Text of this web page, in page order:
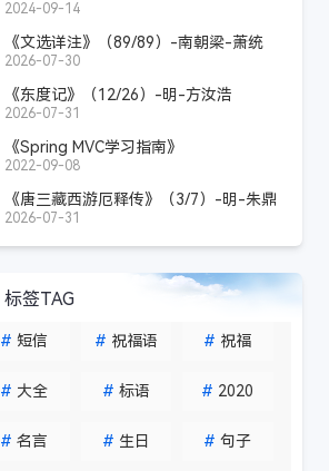
2024-09-14
《文选详注》（89/89）-南朝梁-萧统
2026-07-30
《东度记》（12/26）-明-方汝浩
2026-07-31
《Spring MVC学习指南》
Azw3+Mobi+Epub
2022-09-08
《唐三藏西游厄释传》（3/7）-明-朱鼎
臣
2026-07-31
标签TAG
# 短信 # 祝福语 # 祝福
# 大全 # 标语 # 2020
# 名言 # 生日 # 句子